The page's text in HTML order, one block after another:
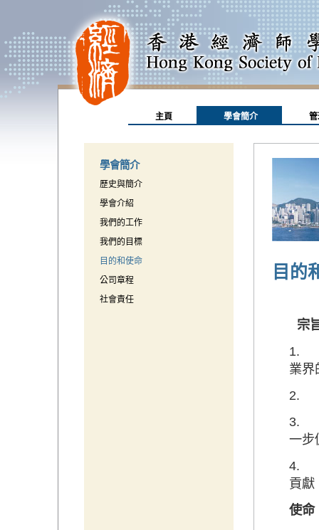
主頁 學會簡介
學會簡介
歷史與簡介
學會介紹
我們的工作
我們的目標
目的和使命
公司章程
社會責任
目的
宗
1.
業界
2.
3.
一步
4.
貢獻
使命